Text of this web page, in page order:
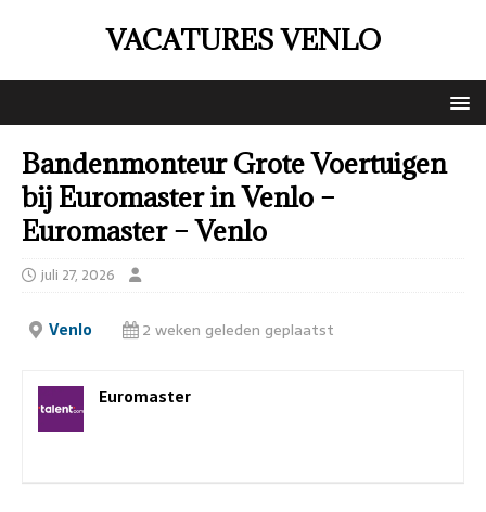
VACATURES VENLO
Bandenmonteur Grote Voertuigen
bij Euromaster in Venlo –
Euromaster – Venlo
juli 27, 2026
Venlo 2 weken geleden geplaatst
Euromaster